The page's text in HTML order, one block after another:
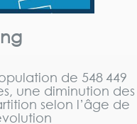
de 548 449
une diminution des
selon l’âge de